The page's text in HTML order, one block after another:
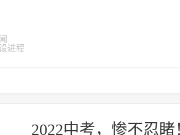
进程
2022中考，惨不忍睹